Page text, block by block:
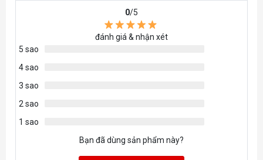
192-bit
304 x 126 x 50 mm
12 x 5 x 2 inch
0/5
đánh giá & nhận xét
5 sao
4 sao
3 sao
2 sao
1 sao
Bạn đã dùng sản phẩm này?